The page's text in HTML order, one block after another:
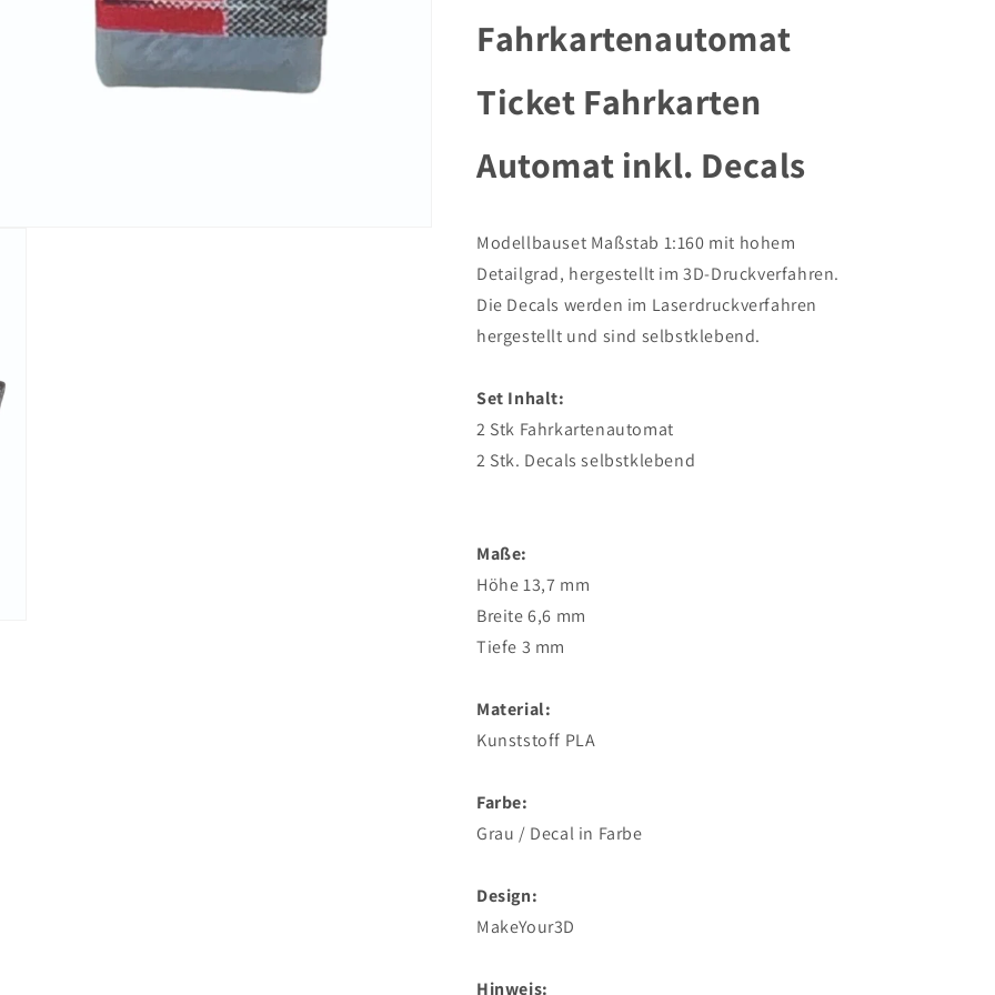
Ticket
Fahrkarten
inkl.
Decals
Ticket
Fahrkarten
inkl.
Decals
Fahrkartenautomat
Ticket Fahrkarten
Automat inkl. Decals
Modellbauset Maßstab 1:160 mit hohem
Detailgrad, hergestellt im 3D-Druckverfahren.
Die Decals werden im Laserdruckverfahren
hergestellt und sind selbstklebend.
Set Inhalt:
2 Stk Fahrkartenautomat
2 Stk. Decals selbstklebend
Maße:
Höhe 13,7 mm
Breite 6,6 mm
Tiefe 3 mm
Material:
Kunststoff PLA
Farbe:
Grau / Decal in Farbe
Design:
MakeYour3D
Hinweis: